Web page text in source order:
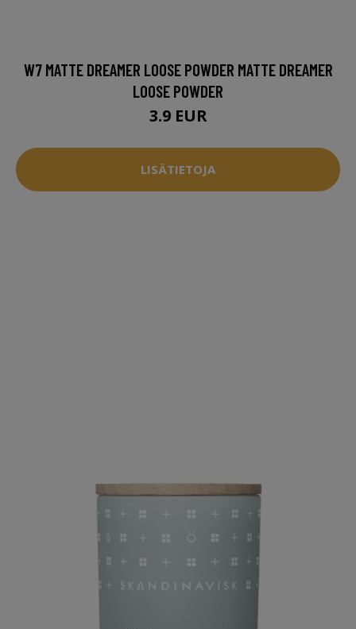
W7 MATTE DREAMER LOOSE POWDER MATTE DREAMER
LOOSE POWDER
3.9 EUR
LISÄTIETOJA